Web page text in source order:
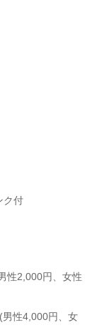
付
性2,000円、女性
性4,000円、女